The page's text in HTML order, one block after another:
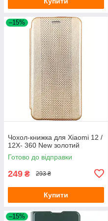
–15%
Чохол-книжка для Xiaomi 12 /
12X- 360 New золотий
Готово до відправки
249 ₴ 293 ₴
Купити
–15%